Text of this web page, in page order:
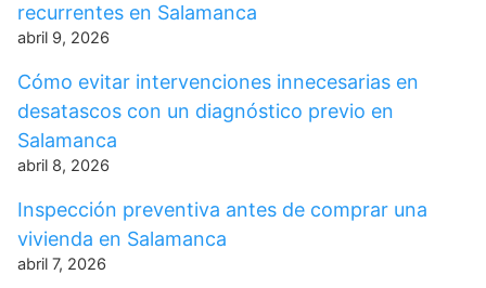
recurrentes en Salamanca
abril 9, 2026
Cómo evitar intervenciones innecesarias en
desatascos con un diagnóstico previo en
Salamanca
abril 8, 2026
Inspección preventiva antes de comprar una
vivienda en Salamanca
abril 7, 2026